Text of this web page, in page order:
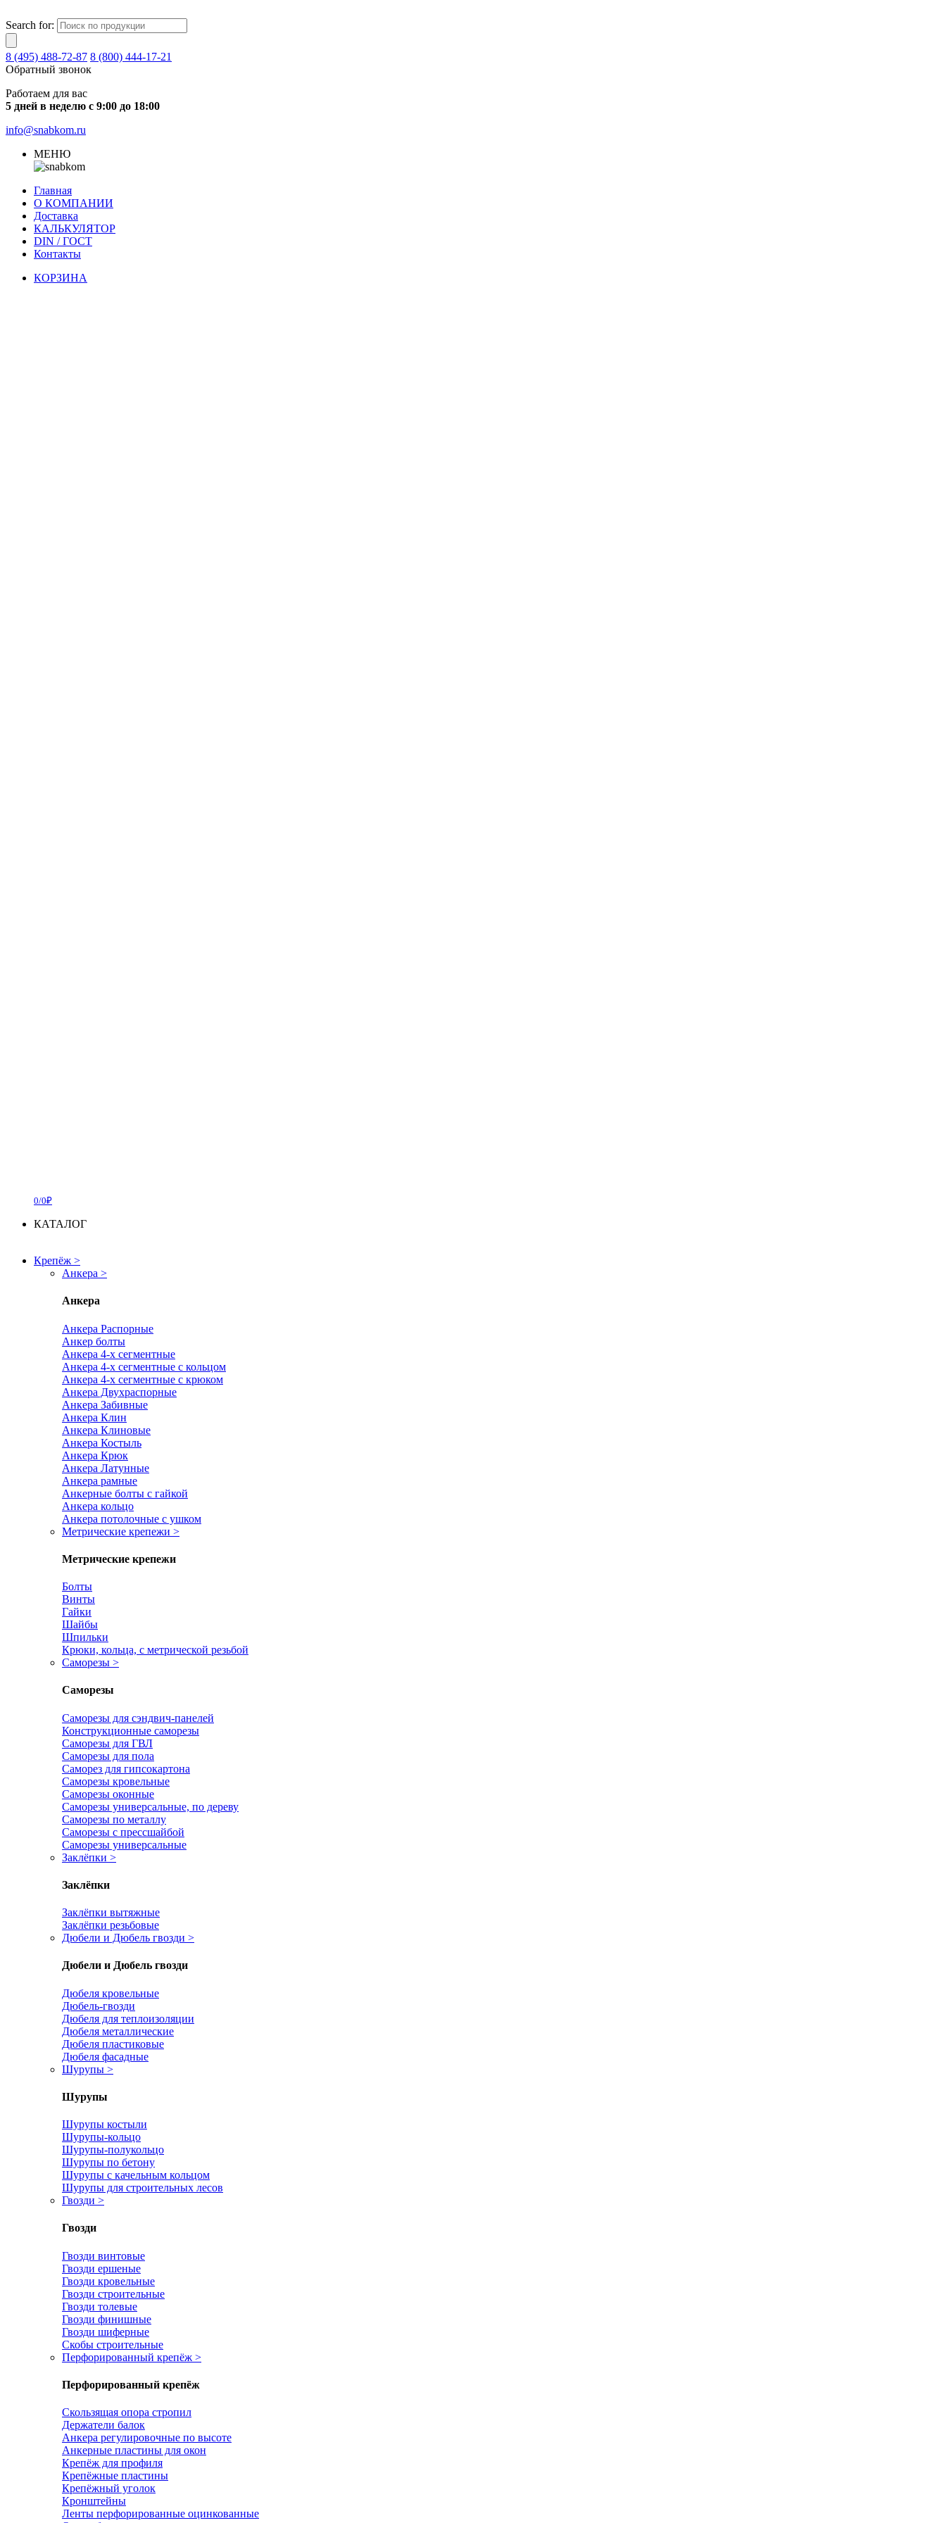
Search for:
8 (495) 488-72-87 8 (800) 444-17-21
Обратный звонок
Работаем для вас
5 дней в неделю с 9:00 до 18:00
info@snabkom.ru
МЕНЮ
Главная
О КОМПАНИИ
Доставка
КАЛЬКУЛЯТОР
DIN / ГОСТ
Контакты
КОРЗИНА
0/0₽
КАТАЛОГ
Крепёж >
Анкера >
Анкера
Анкера Распорные
Анкер болты
Анкера 4-х сегментные
Анкера 4-х сегментные с кольцом
Анкера 4-х сегментные с крюком
Анкера Двухраспорные
Анкера Забивные
Анкера Клин
Анкера Клиновые
Анкера Костыль
Анкера Крюк
Анкера Латунные
Анкера рамные
Анкерные болты с гайкой
Анкера кольцо
Анкера потолочные с ушком
Метрические крепежи >
Метрические крепежи
Болты
Винты
Гайки
Шайбы
Шпильки
Крюки, кольца, с метрической резьбой
Саморезы >
Саморезы
Саморезы для сэндвич-панелей
Конструкционные саморезы
Саморезы для ГВЛ
Саморезы для пола
Саморез для гипсокартона
Саморезы кровельные
Саморезы оконные
Саморезы универсальные, по дереву
Саморезы по металлу
Саморезы с прессшайбой
Саморезы универсальные
Заклёпки >
Заклёпки
Заклёпки вытяжные
Заклёпки резьбовые
Дюбели и Дюбель гвозди >
Дюбели и Дюбель гвозди
Дюбеля кровельные
Дюбель-гвозди
Дюбеля для теплоизоляции
Дюбеля металлические
Дюбеля пластиковые
Дюбеля фасадные
Шурупы >
Шурупы
Шурупы костыли
Шурупы-кольцо
Шурупы-полукольцо
Шурупы по бетону
Шурупы с качельным кольцом
Шурупы для строительных лесов
Гвозди >
Гвозди
Гвозди винтовые
Гвозди ершеные
Гвозди кровельные
Гвозди строительные
Гвозди толевые
Гвозди финишные
Гвозди шиферные
Скобы строительные
Перфорированный крепёж >
Перфорированный крепёж
Скользящая опора стропил
Держатели балок
Анкера регулировочные по высоте
Анкерные пластины для окон
Крепёж для профиля
Крепёжные пластины
Крепёжный уголок
Кронштейны
Ленты перфорированные оцинкованные